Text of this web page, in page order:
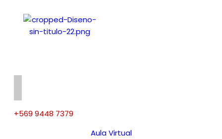
+569 9448 7379
Aula Virtual